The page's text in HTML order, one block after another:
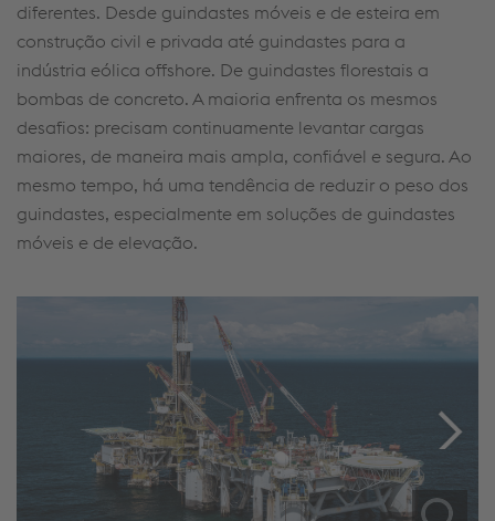
diferentes. Desde guindastes móveis e de esteira em
construção civil e privada até guindastes para a
indústria eólica offshore. De guindastes florestais a
bombas de concreto. A maioria enfrenta os mesmos
desafios: precisam continuamente levantar cargas
maiores, de maneira mais ampla, confiável e segura. Ao
mesmo tempo, há uma tendência de reduzir o peso dos
guindastes, especialmente em soluções de guindastes
móveis e de elevação.